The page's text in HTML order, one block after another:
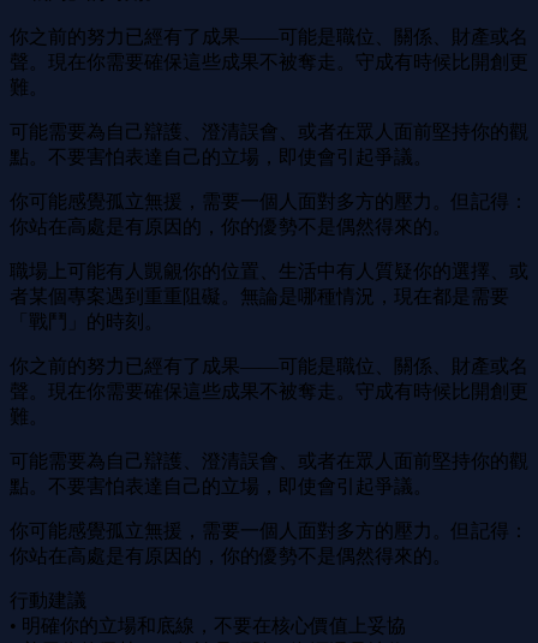
你之前的努力已經有了成果——可能是職位、關係、財產或名
聲。現在你需要確保這些成果不被奪走。守成有時候比開創更
難。
可能需要為自己辯護、澄清誤會、或者在眾人面前堅持你的觀
點。不要害怕表達自己的立場，即使會引起爭議。
你可能感覺孤立無援，需要一個人面對多方的壓力。但記得：
你站在高處是有原因的，你的優勢不是偶然得來的。
職場上可能有人覬覦你的位置、生活中有人質疑你的選擇、或
者某個專案遇到重重阻礙。無論是哪種情況，現在都是需要
「戰鬥」的時刻。
你之前的努力已經有了成果——可能是職位、關係、財產或名
聲。現在你需要確保這些成果不被奪走。守成有時候比開創更
難。
可能需要為自己辯護、澄清誤會、或者在眾人面前堅持你的觀
點。不要害怕表達自己的立場，即使會引起爭議。
你可能感覺孤立無援，需要一個人面對多方的壓力。但記得：
你站在高處是有原因的，你的優勢不是偶然得來的。
行動建議
• 明確你的立場和底線，不要在核心價值上妥協